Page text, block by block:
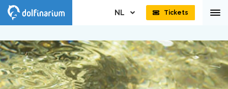
NL Tickets